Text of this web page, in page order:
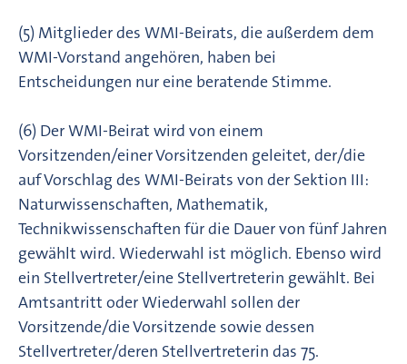
(5) Mitglieder des WMI-Beirats, die außerdem dem
WMI-Vorstand angehören, haben bei
Entscheidungen nur eine beratende Stimme.
(6) Der WMI-Beirat wird von einem
Vorsitzenden/einer Vorsitzenden geleitet, der/die
auf Vorschlag des WMI-Beirats von der Sektion III:
Naturwissenschaften, Mathematik,
Technikwissenschaften für die Dauer von fünf Jahren
gewählt wird. Wiederwahl ist möglich. Ebenso wird
ein Stellvertreter/eine Stellvertreterin gewählt. Bei
Amtsantritt oder Wiederwahl sollen der
Vorsitzende/die Vorsitzende sowie dessen
Stellvertreter/deren Stellvertreterin das 75.